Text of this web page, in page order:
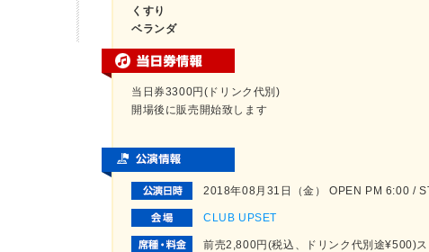
くすり
ベランダ
当日券3300円(ドリンク代別)
開場後に販売開始致します
2018年08月31日（金） OPEN PM 6:00 /
CLUB UPSET
前売2,800円(税込、ドリンク代別途¥500)